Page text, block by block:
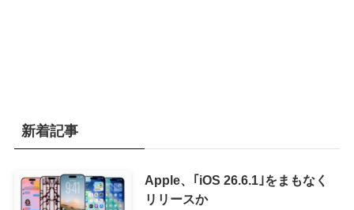
新着記事
Apple、｢iOS 26.6.1｣をまもなく
リリースか